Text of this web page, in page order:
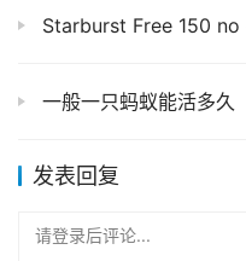
Starburst Free 150 no
一般一只蚂蚁能活多久
发表回复
请登录后评论...